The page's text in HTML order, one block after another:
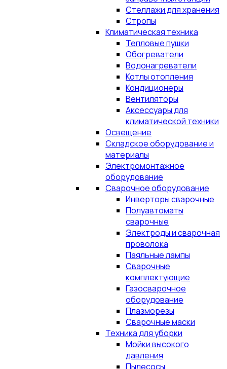
Стеллажи для хранения
Стропы
Климатическая техника
Тепловые пушки
Обогреватели
Водонагреватели
Котлы отопления
Кондиционеры
Вентиляторы
Аксессуары для
климатической техники
Освещение
Складское оборудование и
материалы
Электромонтажное
оборудование
Сварочное оборудование
Инверторы сварочные
Полуавтоматы
сварочные
Электроды и сварочная
проволока
Паяльные лампы
Сварочные
комплектующие
Газосварочное
оборудование
Плазморезы
Сварочные маски
Техника для уборки
Мойки высокого
давления
Пылесосы